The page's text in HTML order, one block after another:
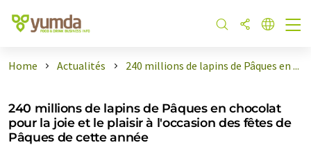
Home Actualités 240 millions de lapins de Pâques en ...
240 millions de lapins de Pâques en chocolat
pour la joie et le plaisir à l'occasion des fêtes de
Pâques de cette année